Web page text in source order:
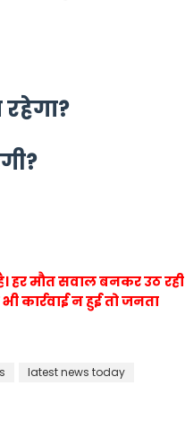
हर मौत सवाल बनकर उठ रही
कार्रवाई न हुई तो जनता
latest news today